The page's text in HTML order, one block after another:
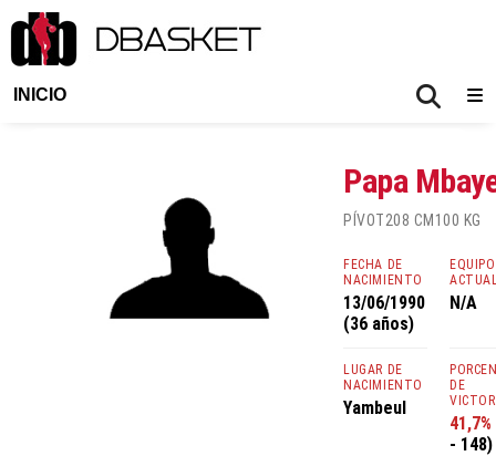
INICIO
Papa
PÍVOT208 CM 100 KG
FECHA DE
NACIMIENTO
13/06/1990
(36 años)
LUGAR DE
NACIMIENTO
Yambeul
EQUIPO
N/A
DE
41,7%
- 148)